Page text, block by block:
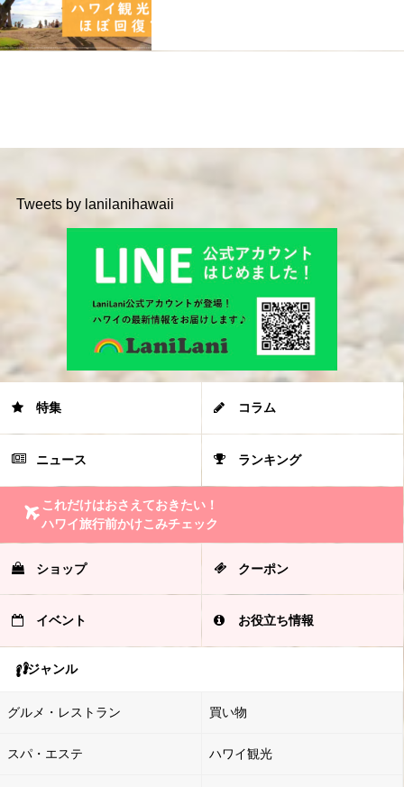
Tweets by lanilanihawaii
特集 コラム
ニュース ランキング
これだけはおさえておきたい！
ハワイ旅行前かけこみチェック
ショップ クーポン
イベント お役立ち情報
ジャンル
グルメ・レストラン 買い物
スパ・エステ ハワイ観光